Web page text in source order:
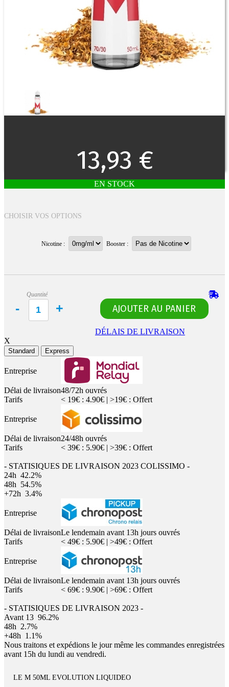
13,93 €
EN STOCK
CHOISIR VOS OPTIONS
Nicotine : Booster :
Quantité
DÉLAIS DE LIVRAISON
X
Standard Express
Entreprise
Délai de livraison48/72h ouvrés
Tarifs
< 19€ : 4.90€ | >19€ : Offert
Entreprise
Délai de livraison24/48h ouvrés
Tarifs
< 39€ : 5.90€ | >39€ : Offert
- STATISIQUES DE LIVRAISON 2023 COLISSIMO -
24h 42.2%
48h 54.5%
+72h 3.4%
Entreprise
Délai de livraisonLe lendemain avant 13h jours ouvrés
Tarifs
< 49€ : 5.90€ | >49€ : Offert
Entreprise
Délai de livraisonLe lendemain avant 13h jours ouvrés
Tarifs
< 69€ : 9.90€ | >69€ : Offert
- STATISIQUES DE LIVRAISON 2023 -
Avant 13 96.2%
48h 2.7%
+48h 1.1%
Nous traitons et expédions le jour même les commandes enregistrées
avant 15h du lundi au vendredi.
LE M 50ML EVOLUTION LIQUIDEO